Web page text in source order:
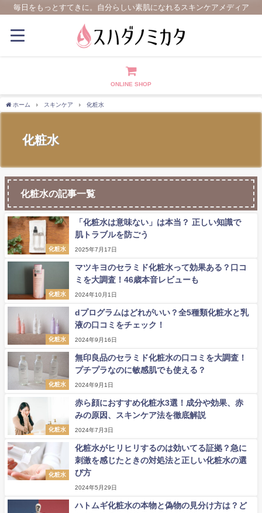
毎日をもっとすてきに。自分らしい素肌になれるスキンケアメディア
ONLINE SHOP
ホーム スキンケア 化粧水
化粧水
化粧水の記事一覧
化粧水
「化粧水は意味ない」は本当？ 正しい知識で
肌トラブルを防ごう
2025年7月17日
化粧水
マツキヨのセラミド化粧水って効果ある？口コ
ミを大調査！46歳本音レビューも
2024年10月1日
化粧水
dプログラムはどれがいい？全5種類化粧水と乳
液の口コミをチェック！
2024年9月16日
化粧水
無印良品のセラミド化粧水の口コミを大調査！
プチプラなのに敏感肌でも使える？
2024年9月1日
化粧水
赤ら顔におすすめ化粧水3選！成分や効果、赤
みの原因、スキンケア法を徹底解説
2024年7月3日
化粧水
化粧水がヒリヒリするのは効いてる証拠？急に
刺激を感じたときの対処法と正しい化粧水の選
び方
2024年5月29日
ハトムギ化粧水の本物と偽物の見分け方は？ど